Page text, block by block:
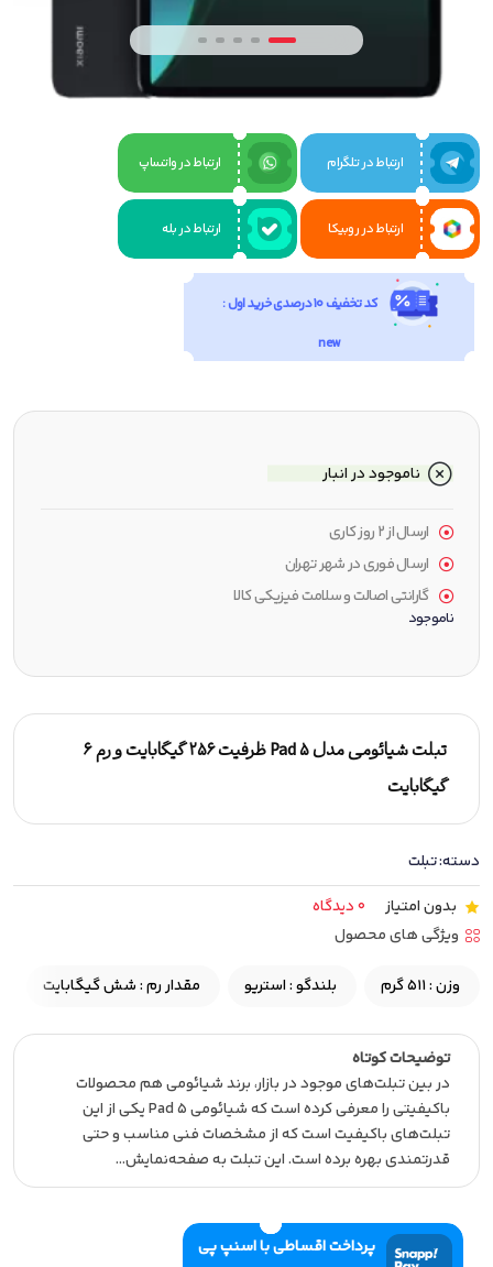
ارتباط در تلگرام ارتباط در واتساپ
ارتباط در روبیکا ارتباط در بله
کد تخفیف 10 درصدی خرید اول :
new
تبلت شیائومی مدل Pad 5 ظرفیت 256 گیگابایت و رم 6
گیگابایت
دسته:تبلت
بدون امتیاز
0 دیدگاه
ویژگی های محصول
وزن : 511 گرم بلندگو : استریو مقدار رم : شش گیگابایت
توضیحات کوتاه
در بین تبلت‌های موجود در بازار، برند شیائومی هم محصولات
با‌کیفیتی را معرفی کرده است که شیائومی Pad 5 یکی از این
تبلت‌های با‌کیفیت است که از مشخصات فنی مناسب و حتی
قدرتمندی بهره برده است. این تبلت به صفحه‌نمایش…
پرداخت اقساطی با اسنپ پی
ناموجود در انبار
ارسال از ۲ روز کاری
ارسال فوری در شهر تهران
گارانتی اصالت و سلامت فیزیکی کالا
ناموجود